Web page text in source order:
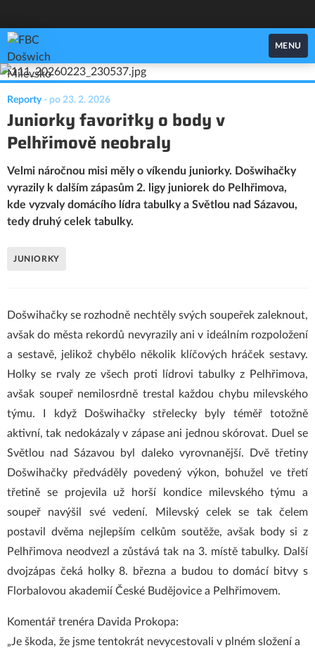
FBC Došwich Milevsko
MENU
Reporty - po 23. 2. 2026
Juniorky favoritky o body v
Pelhřimově neobraly
Velmi náročnou misi měly o víkendu juniorky. Došwihačky
vyrazily k dalším zápasům 2. ligy juniorek do Pelhřimova,
kde vyzvaly domácího lídra tabulky a Světlou nad Sázavou,
tedy druhý celek tabulky.
JUNIORKY
Došwihačky se rozhodně nechtěly svých soupeřek zaleknout,
avšak do města rekordů nevyrazily ani v ideálním rozpoložení
a sestavě, jelikož chybělo několik klíčových hráček sestavy.
Holky se rvaly ze všech proti lídrovi tabulky z Pelhřimova,
avšak soupeř nemilosrdně trestal každou chybu milevského
týmu. I když Došwihačky střelecky byly téměř totožně
aktivní, tak nedokázaly v zápase ani jednou skórovat. Duel se
Světlou nad Sázavou byl daleko vyrovnanější. Dvě třetiny
Došwihačky předváděly povedený výkon, bohužel ve třetí
třetině se projevila už horší kondice milevského týmu a
soupeř navýšil své vedení. Milevský celek se tak čelem
postavil dvěma nejlepším celkům soutěže, avšak body si z
Pelhřimova neodvezl a zůstává tak na 3. místě tabulky. Další
dvojzápas čeká holky 8. března a budou to domácí bitvy s
Florbalovou akademií České Budějovice a Pelhřimovem.
Komentář trenéra Davida Prokopa:
„Je škoda, že jsme tentokrát nevycestovali v plném složení a